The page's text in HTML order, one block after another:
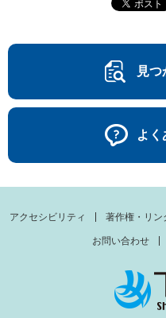
見
よく
アクセシビリティ 著作権・リン
お問い合わせ